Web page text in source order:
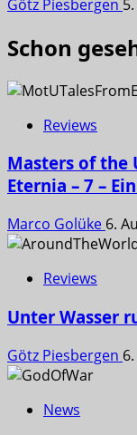
Götz Piesbergen
Schon
Reviews
Masters of the
Eternia – 7 –
Marco Golüke 6.
Reviews
Unter Wasser
Götz Piesbergen
News